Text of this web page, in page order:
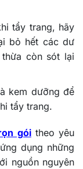
tẩy trang, hãy
bỏ hết các dư
còn sót lại
kem dưỡng để
tẩy trang.
góitheo yêu
dụng những
nguồn nguyên